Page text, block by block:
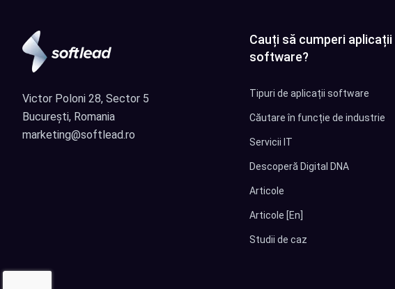
Victor Poloni 28, Sector 5
București, Romania
marketing@softlead.ro
Cauți să cumperi aplicații
software?
Tipuri de aplicații software
Căutare în funcție de industrie
Servicii IT
Descoperă Digital DNA
Articole
Articole [En]
Studii de caz